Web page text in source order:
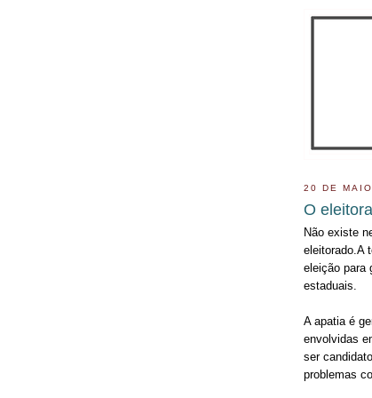
20 DE
O
Não existe
eleitorado.A
eleição para
estaduais.
A apatia é
envolvidas
ser
problemas